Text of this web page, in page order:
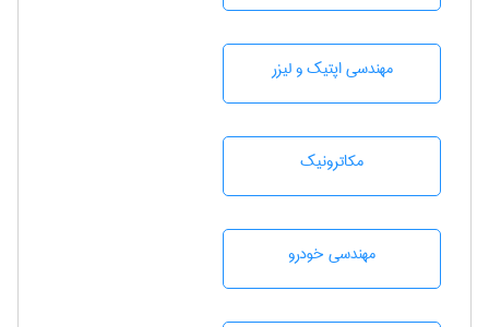
مهندسی اپتیک و لیزر
مکاترونیک
مهندسی خودرو